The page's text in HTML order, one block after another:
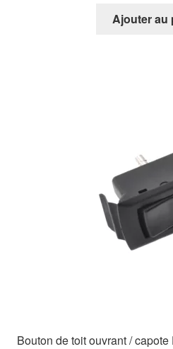
Ajouter au
Bouton de toit ouvrant /